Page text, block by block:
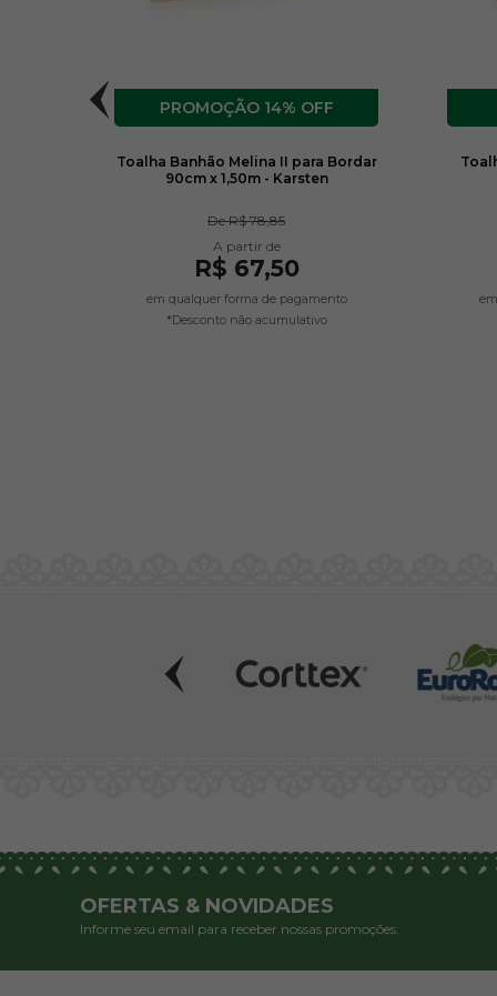
14% OFF
Toalha Banhão Melina II para Bordar
90cm x 1,50m - Karsten
DeR$ 78,85
R$ 67,50
em qualquer forma de pagamento
*Desconto não acumulativo
OFERTAS & NOVIDADES
Informe seu email para receber nossas promoções: